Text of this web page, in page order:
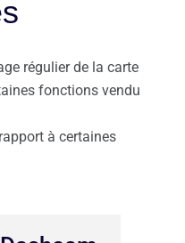
régulier de la carte
fonctions vendu
à certaines